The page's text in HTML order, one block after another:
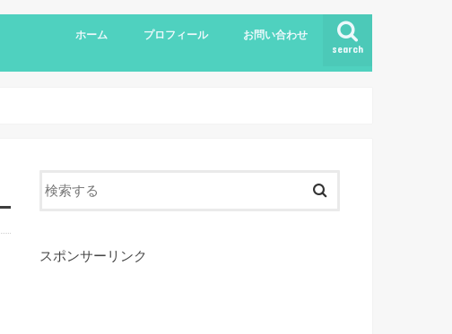
search
ホーム プロフィール お問い合わせ
スポンサーリンク